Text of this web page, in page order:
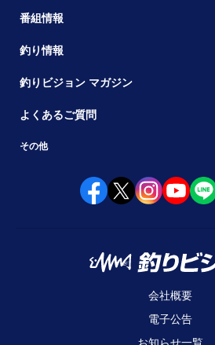
番組情報
釣り情報
釣りビジョン マガジン
よくあるご質問
その他
会社概要
電子公告